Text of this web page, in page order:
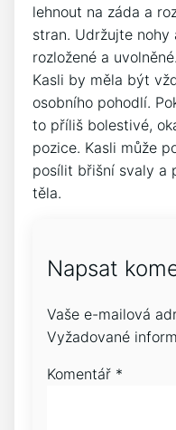
lehnout na záda a
stran. Udržujte nohy
rozložené a
Kasli by měla být
osobního pohodlí.
to příliš bolestivé,
pozice. Kasli může
posílit břišní svaly a
těla.
Napsat
Vaše e-mailová
Vyžadované
Komentář *